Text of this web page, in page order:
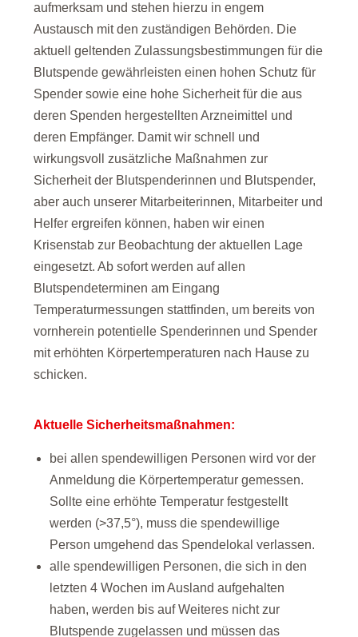
aufmerksam und stehen hierzu in engem
Austausch mit den zuständigen Behörden. Die
aktuell geltenden Zulassungsbestimmungen für die
Blutspende gewährleisten einen hohen Schutz für
Spender sowie eine hohe Sicherheit für die aus
deren Spenden hergestellten Arzneimittel und
deren Empfänger. Damit wir schnell und
wirkungsvoll zusätzliche Maßnahmen zur
Sicherheit der Blutspenderinnen und Blutspender,
aber auch unserer Mitarbeiterinnen, Mitarbeiter und
Helfer ergreifen können, haben wir einen
Krisenstab zur Beobachtung der aktuellen Lage
eingesetzt. Ab sofort werden auf allen
Blutspendeterminen am Eingang
Temperaturmessungen stattfinden, um bereits von
vornherein potentielle Spenderinnen und Spender
mit erhöhten Körpertemperaturen nach Hause zu
schicken.
Aktuelle Sicherheitsmaßnahmen:
bei allen spendewilligen Personen wird vor der
Anmeldung die Körpertemperatur gemessen.
Sollte eine erhöhte Temperatur festgestellt
werden (>37,5°), muss die spendewillige
Person umgehend das Spendelokal verlassen.
alle spendewilligen Personen, die sich in den
letzten 4 Wochen im Ausland aufgehalten
haben, werden bis auf Weiteres nicht zur
Blutspende zugelassen und müssen das